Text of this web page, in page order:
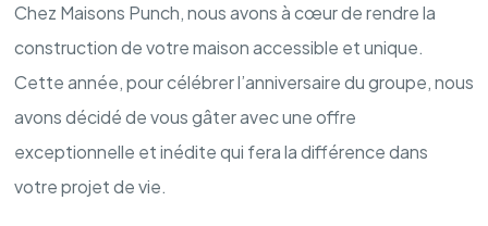
Chez Maisons Punch, nous avons à cœur de rendre la
construction de votre maison accessible et unique.
Cette année, pour célébrer l’anniversaire du groupe, nous
avons décidé de vous gâter avec une offre
exceptionnelle et inédite qui fera la différence dans
votre projet de vie.